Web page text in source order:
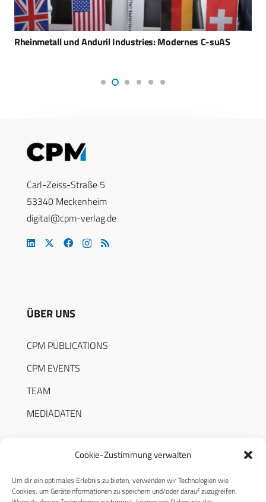
Cookie-Zustimmung verwalten
Um dir ein optimales Erlebnis zu bieten, verwenden wir Technologien wie
Cookies, um Geräteinformationen zu speichern und/oder darauf zuzugreifen.
Rheinmetall und Anduril Industries: Modernes C-suAS
Carl-Zeiss-Straße 5
53340 Meckenheim
digital@cpm-verlag.de
ÜBER UNS
CPM PUBLICATIONS
CPM EVENTS
TEAM
MEDIADATEN
RECHTLICHES